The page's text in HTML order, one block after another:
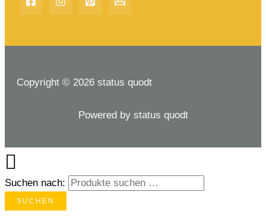
Copyright © 2026 status quodt
Powered by status quodt
Suchen nach:
SUCHEN